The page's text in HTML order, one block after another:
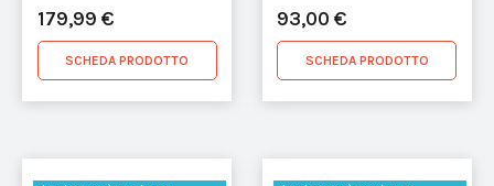
179,99 €
SCHEDA PRODOTTO
93,00 €
SCHEDA PRODOTTO